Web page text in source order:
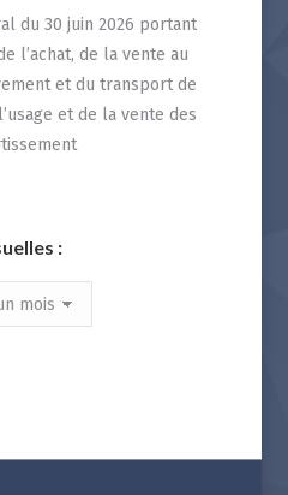
du 30 juin 2026 portant
l’achat, de la vente au
et du transport de
et de la vente des
: